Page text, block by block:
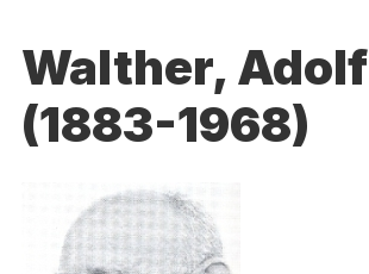
Walther, Adolf
(1883-1968)